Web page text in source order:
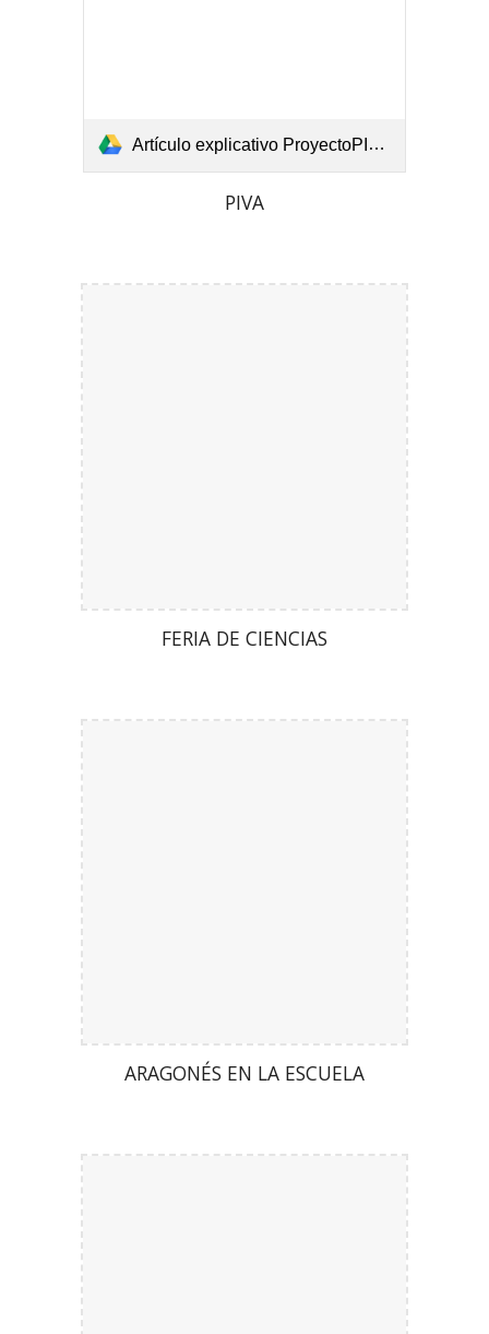
Artículo explicativo ProyectoPIVA.pdf
PIVA
FERIA DE CIENCIAS
ARAGONÉS EN LA ESCUELA